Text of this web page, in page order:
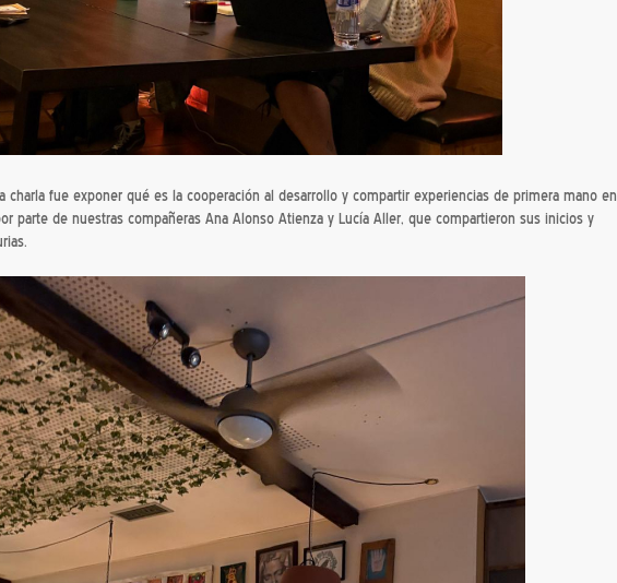
charla fue exponer qué es la cooperación al desarrollo y compartir experiencias de primera mano en
parte de nuestras compañeras Ana Alonso Atienza y Lucía Aller, que compartieron sus inicios y